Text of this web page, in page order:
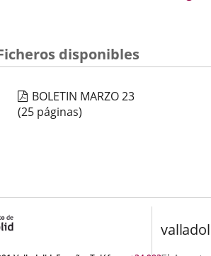
disponibles
BOLETIN MARZO 23
(25 páginas)